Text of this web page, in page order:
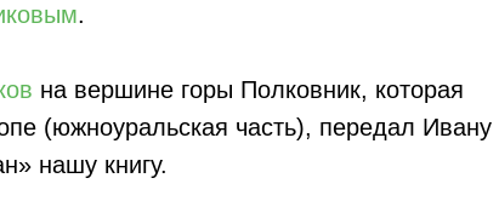
.
на вершине горы Полковник, которая
(южноуральская часть), передал Ивану
нашу книгу.